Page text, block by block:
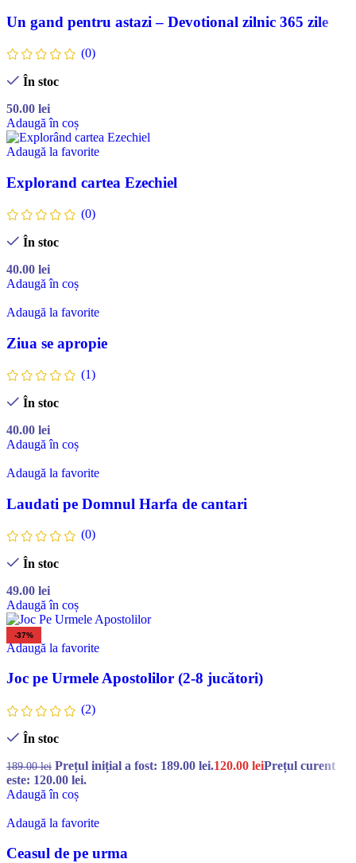
Un gand pentru astazi – Devotional zilnic 365 zile
(0)
În stoc
50.00 lei
Adaugă în coș
Adaugă la favorite
Explorand cartea Ezechiel
(0)
În stoc
40.00 lei
Adaugă în coș
Adaugă la favorite
Ziua se apropie
(1)
În stoc
40.00 lei
Adaugă în coș
Adaugă la favorite
Laudati pe Domnul Harfa de cantari
(0)
În stoc
49.00 lei
Adaugă în coș
-37%
Adaugă la favorite
Joc pe Urmele Apostolilor (2-8 jucători)
(2)
În stoc
189.00lei Prețul inițial a fost: 189.00 lei.120.00 leiPrețul curent
este: 120.00 lei.
Adaugă în coș
Adaugă la favorite
Ceasul de pe urma